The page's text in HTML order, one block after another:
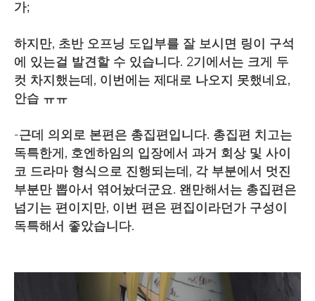
가;
하지만, 초반 오프닝 도입부를 잘 보시면 링이 구석
에 있는걸 발견할 수 있습니다. 2기에서는 크게 두
컷 차지했는데, 이번에는 제대로 나오지 못했네요,
안습 ㅠㅠ
-근데 의외로 본편은 총집편입니다. 총집편 치고는
독특한게, 호엔하임의 입장에서 과거 회상 및 사이
코 드라마 형식으로 진행되는데, 각 부분에서 멋진
부분만 뽑아서 엮어놨더군요. 왠만해서는 총집편은
넘기는 편이지만, 이번 편은 편집이라던가 구성이
독특해서 좋았습니다.